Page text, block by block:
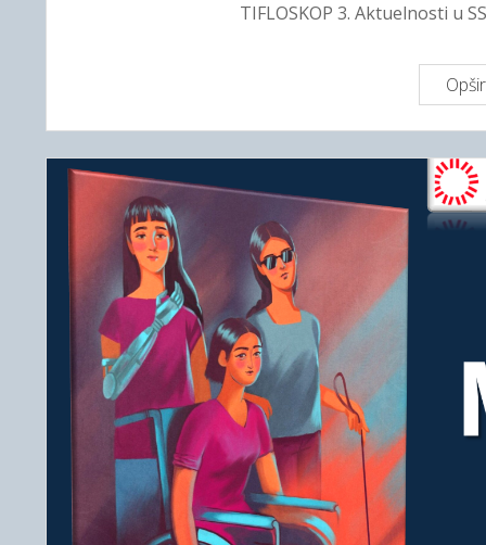
TIFLOSKOP 3. Aktuelnosti u